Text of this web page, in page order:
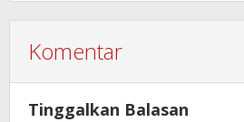
Komentar
Tinggalkan Balasan